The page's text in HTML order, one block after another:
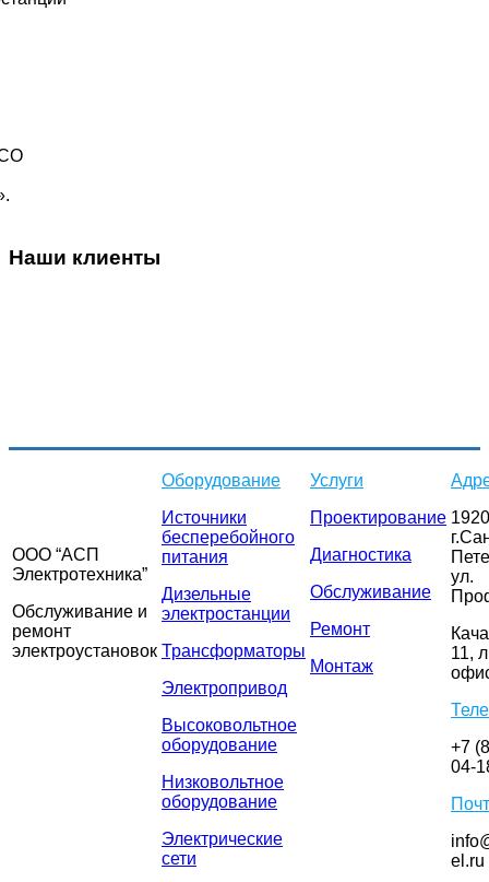
Наши клиенты
ООО “АСП
Электротехника”
Обслуживание и
ремонт
электроустановок
Оборудование
Источники
бесперебойного
питания
Дизельные
электростанции
Трансформаторы
Электропривод
Высоковольтное
оборудование
Низковольтное
оборудование
Электрические
сети
Услуги
Проектирование
Диагностика
Обслуживание
Ремонт
Монтаж
ул.
11,
+7
04-
el.ru